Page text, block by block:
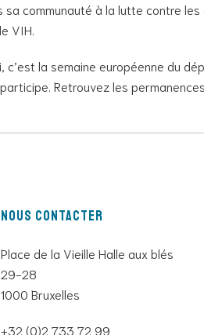
sa communauté à la lutte contre
VIH.
la semaine européenne du
Retrouvez les
Nous contacter
Place de la Vieille Halle aux blés
29-28
1000 Bruxelles
+32 (0)2 733 72 99